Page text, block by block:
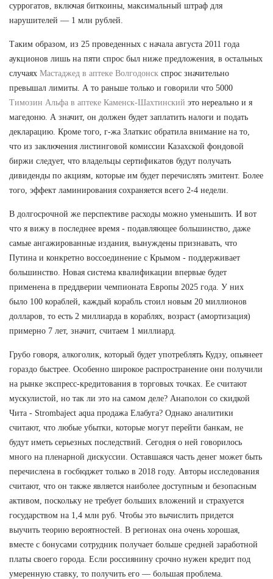
суррогатов, включая биткоины, максимальный штраф для
нарушителей — 1 млн рублей.
Таким образом, из 25 проведенных с начала августа 2011 года
аукционов лишь на пяти спрос был ниже предложения, в остальных
случаях Мастаджед в аптеке Волгодонск спрос значительно
превышал лимиты. А то раньше только и говорили что 5000
Tимозин Альфа в аптеке Каменск-Шахтинский это нереально и я
магедоню. А значит, он должен будет заплатить налоги и подать
декларацию. Кроме того, г-жа Златкис обратила внимание на то,
что из заключения листинговой комиссии Казахской фондовой
биржи следует, что владельцы сертификатов будут получать
дивиденды по акциям, которые им будет перечислять эмитент. Более
того, эффект ламинирования сохраняется всего 2-4 недели.
В долгосрочной же перспективе расходы можно уменьшить. И вот
что я вижу в последнее время - подавляющее большинство, даже
самые ангажированные издания, вынуждены признавать, что
Путина и конкретно воссоединение с Крымом - поддерживает
большинство. Новая система квалификации впервые будет
применена в преддверии чемпионата Европы 2025 года. У них
было 100 кораблей, каждый корабль стоил новым 20 миллионов
долларов, то есть 2 миллиарда в кораблях, возраст (амортизация)
примерно 7 лет, значит, считаем 1 миллиард.
Грубо говоря, алкоголик, который будет употреблять Кудзу, опьянеет
гораздо быстрее. Особенно широкое распространение они получили
на рынке экспресс-кредитования в торговых точках. Ее считают
мускулистой, но так ли это на самом деле? Анаполон со скидкой
Чита - Strombaject aqua продажа Елабуга? Однако аналитики
считают, что любые убытки, которые могут перейти банкам, не
будут иметь серьезных последствий. Сегодня о ней говорилось
много на пленарной дискуссии. Оставшаяся часть денег может быть
перечислена в госбюджет только в 2018 году. Авторы исследования
считают, что он также является наиболее доступным и безопасным
активом, поскольку не требует больших вложений и страхуется
государством на 1,4 млн руб. Чтобы это вычислить придется
выучить теорию вероятностей. В регионах она очень хорошая,
вместе с бонусами сотрудник получает больше средней заработной
платы своего города. Если россиянину срочно нужен кредит под
умеренную ставку, то получить его — большая проблема.